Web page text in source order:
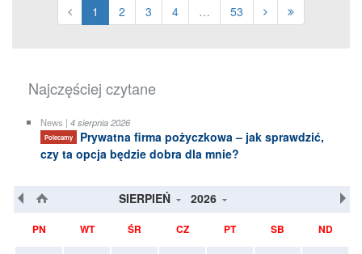
1 2 3 4 … 53
Najczęściej czytane
News | 4 sierpnia 2026
Polecamy
Prywatna firma pożyczkowa – jak sprawdzić,
czy ta opcja będzie dobra dla mnie?
SIERPIEŃ 2026
PN WT ŚR CZ PT SB ND